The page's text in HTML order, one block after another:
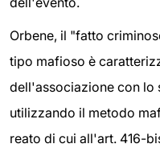
Orbene, il "fatto
tipo mafioso è
dell'associazione con lo
utilizzando il metodo
reato di cui all'art. 416-